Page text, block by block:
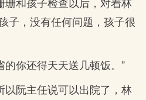
子，没有任何问题，孩子很
你还得天天送几顿饭。”
以阮主任说可以出院了，林